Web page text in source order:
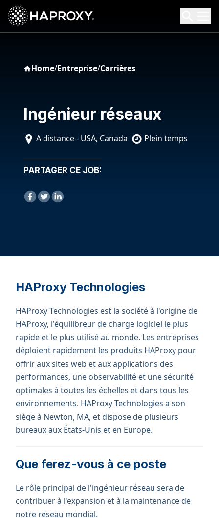
HAProxy Technologies
Search HAProxy Technologies
Home/Entreprise/Carrières
Ingénieur réseaux
A distance - USA, Canada Plein temps
PARTAGER CE JOB:
HAProxy Technologies
HAProxy Technologies est la société à l'origine de
HAProxy, l'équilibreur de charge logiciel le plus
rapide et le plus utilisé au monde. Les entreprises
déploient rapidement les produits HAProxy pour
offrir aux sites web et aux applications des
performances, une observabilité et une sécurité
optimales à toutes les échelles et dans tous les
environnements. HAProxy Technologies a son
siège à Newton, MA, et dispose de plusieurs
bureaux aux États-Unis et en Europe.
Que ferez-vous à ce poste
Le rôle principal de l'ingénieur réseau sera de
contribuer à l'expansion et à la maintenance de
notre réseau mondial.